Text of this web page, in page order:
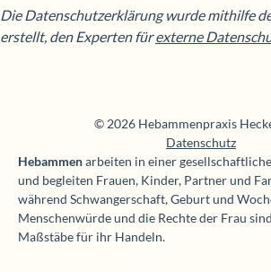
Die Datenschutzerklärung wurde mithilfe
erstellt, den Experten fürexterne
© 2026 Hebammenpraxis
Datenschutz
Hebammenarbeiten in einer
und begleiten Frauen, Kinder, Partner und
während Schwangerschaft, Geburt und
Menschenwürde und die Rechte der Frau
Maßstäbe für ihr Handeln.